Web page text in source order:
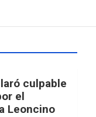
culpable
el
Leoncino